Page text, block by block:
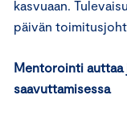
kasvuaan.
päivän
Mentorointi
saavuttamisessa